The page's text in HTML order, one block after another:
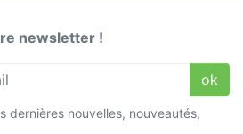
newsletter !
ok
dernières nouvelles, nouveautés,